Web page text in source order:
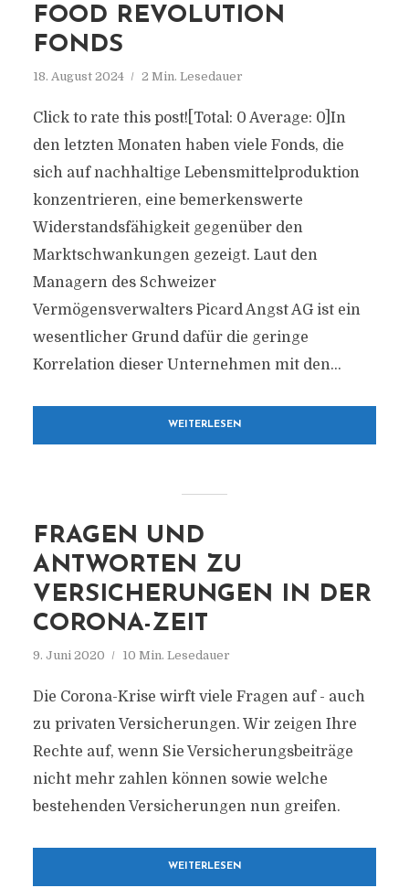
FOOD REVOLUTION
FONDS
18. August 2024 2 Min. Lesedauer
Click to rate this post![Total: 0 Average: 0]In
den letzten Monaten haben viele Fonds, die
sich auf nachhaltige Lebensmittelproduktion
konzentrieren, eine bemerkenswerte
Widerstandsfähigkeit gegenüber den
Marktschwankungen gezeigt. Laut den
Managern des Schweizer
Vermögensverwalters Picard Angst AG ist ein
wesentlicher Grund dafür die geringe
Korrelation dieser Unternehmen mit den...
WEITERLESEN
FRAGEN UND
ANTWORTEN ZU
VERSICHERUNGEN IN DER
CORONA-ZEIT
9. Juni 2020 10 Min. Lesedauer
Die Corona-Krise wirft viele Fragen auf - auch
zu privaten Versicherungen. Wir zeigen Ihre
Rechte auf, wenn Sie Versicherungsbeiträge
nicht mehr zahlen können sowie welche
bestehenden Versicherungen nun greifen.
WEITERLESEN